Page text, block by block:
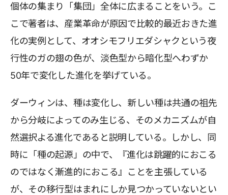
個体の集まり「集団」全体に広まることをいう。こ
こで著者は、産業革命が原因で比較的最近おきた進
化の実例として、オオシモフリエダシャクという夜
行性のガの翅の色が、淡色型から暗化型へわずか
50年で変化した進化を挙げている。
ダーウィンは、種は変化し、新しい種は共通の祖先
から分岐によってのみ生じる、そのメカニズムが自
然選択よる進化であると説明している。しかし、同
時に「種の起源」の中で、『進化は跳躍的におこる
のではなく漸進的におこる』ことを主張している
が、その移行型はまれにしか見つかっていないとい